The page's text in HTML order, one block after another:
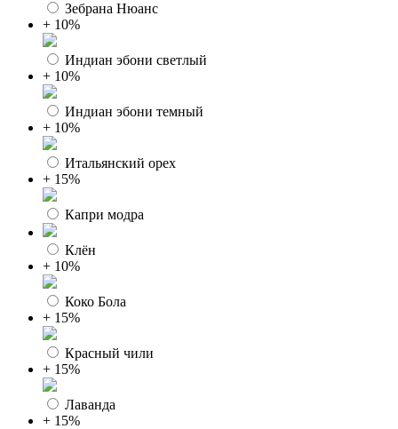
Зебрана Нюанс
+ 10%
Индиан эбони светлый
+ 10%
Индиан эбони темный
+ 10%
Итальянский орех
+ 15%
Капри модра
Клён
+ 10%
Коко Бола
+ 15%
Красный чили
+ 15%
Лаванда
+ 15%